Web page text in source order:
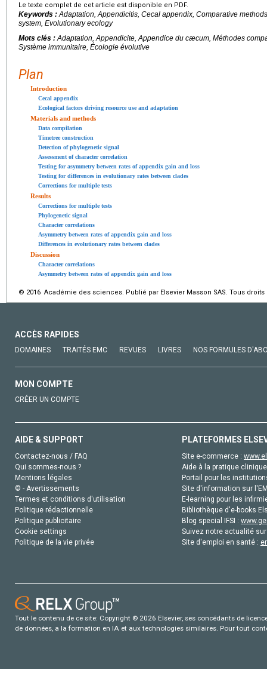
Le texte complet de cet article est disponible en PDF.
Keywords :Adaptation, Appendicitis, Cecal appendix, Comparative
system, Evolutionary ecology
Mots clés :Adaptation, Appendicite, Appendice du cæcum, Méthodes
Système immunitaire, Écologie évolutive
Plan
Introduction
Cecal appendix
Ecological factors driving resource use and adaptation
Materials and methods
Data compilation
Timetree construction
Detection of phylogenetic signal
Assessment of character correlation
Testing for asymmetry between rates of appendix gain and loss
Testing for differences in evolutionary rates between clades
Corrections for multiple tests
Results
Corrections for multiple tests
Phylogenetic signal
Character correlations
Asymmetry between rates of appendix gain and loss
Differences in evolutionary rates between clades
Discussion
Character correlations
Asymmetry between rates of appendix gain and loss
© 2016 Académie des sciences. Publié par Elsevier Masson SAS. Tous droits
ACCÈS RAPIDES
DOMAINES TRAITÉS EMC REVUES LIVRES NOS FORMULES
MON COMPTE
CRÉER UN COMPTE
AIDE & SUPPORT
Contactez-nous / FAQ
Qui sommes-nous ?
Mentions légales
© - Avertissements
Termes et conditions d'utilisation
Politique rédactionnelle
Politique publicitaire
Cookie settings
Politique de la vie privée
PLATEFORMES
Site e-commerce :
Aide à la pratique
Portail pour les
Site d'information sur
E-learning pour les
Bibliothèque d'e-books
Blog special IFSI :
Suivez notre actualité
Site d'emploi en santé :
Tout le contenu de ce site: Copyright © 2026 Elsevier, ses concédants de
de données, a la formation en IA et aux technologies similaires. Pour tout